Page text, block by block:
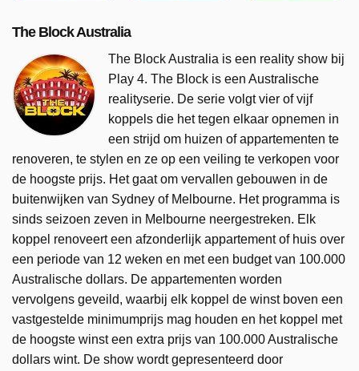
The Block Australia
The Block Australia is een reality show bij
Play 4. The Block is een Australische
realityserie. De serie volgt vier of vijf
koppels die het tegen elkaar opnemen in
een strijd om huizen of appartementen te
renoveren, te stylen en ze op een veiling te verkopen voor
de hoogste prijs. Het gaat om vervallen gebouwen in de
buitenwijken van Sydney of Melbourne. Het programma is
sinds seizoen zeven in Melbourne neergestreken. Elk
koppel renoveert een afzonderlijk appartement of huis over
een periode van 12 weken en met een budget van 100.000
Australische dollars. De appartementen worden
vervolgens geveild, waarbij elk koppel de winst boven een
vastgestelde minimumprijs mag houden en het koppel met
de hoogste winst een extra prijs van 100.000 Australische
dollars wint. De show wordt gepresenteerd door